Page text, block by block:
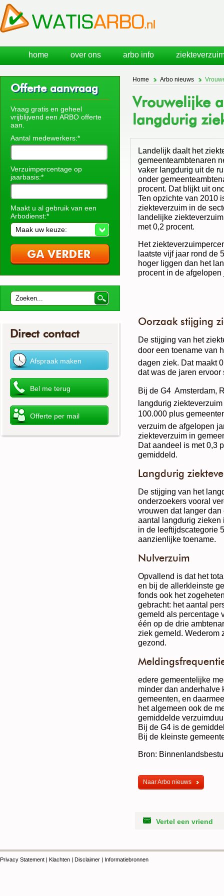
Home Arbo nieuws
Vrouwelijke
langdurig
Landelijk daalt het
gemeenteambtenaren
vaker langdurig uit de
onder
procent. Dat blijkt uit
Ten opzichte van 2010
ziekteverzuim in de
landelijke
met 0,2 procent.
Het
laatste vijf jaar rond de
hoger liggen dan het
procent in de afgelopen
Oorzaak stijging
De stijging van het
door een toename van
dagen ziek. Dat maakt
dat was de jaren ervoor
Bij de G4  Amsterdam,
langdurig
100.000 plus
verzuim de afgelopen
ziekteverzuim in
Dat aandeel is met 0,3
gemiddeld.
Langdurig
De stijging van het
onderzoekers vooral
vrouwen dat langer
aantal langdurig zieken
in de leeftijdscategorie
aanzienlijke toename.
Nulverzuim
Opvallend is dat het
en bij de allerkleinste
fonds ook het
gebracht: het aantal
gemeld als percentage
één op de drie
ziek gemeld. Wederom
gezond.
edere gemeentelijke
minder dan anderhalve
gemeenten, en
het algemeen ook de
gemiddelde
Bij de G4 is de
Bij de kleinste
Bron:
Naar Arbo nieuws
Vertel een vriend
Offerte aanvraag
Vraag gratis en geheel
vrijblijvend een ARBO offerte
aan.
Aantal medewerkers:*
Verzuimpercentage op
jaarbasis:*
Maakt u al gebruik van een
Arbodienst:*
Maak uw keuze:
Direct contact
Privacy Statement | Klachten | Disclaimer | Informatiebronnen
home over ons arbo info